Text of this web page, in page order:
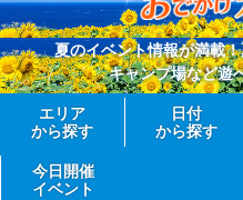
夏のイベント情報が満載
キャンプ場など遊
エリア
から探す
日付
から探す
今日開催
イベント